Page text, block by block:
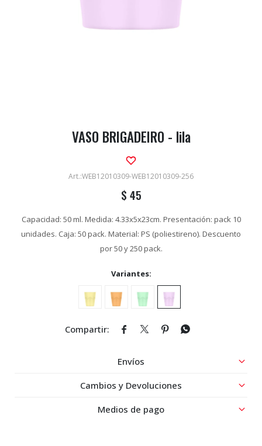
VASO BRIGADEIRO - lila
WEB12010309-WEB12010309-256
$ 45
Capacidad: 50 ml. Medida: 4.33x5x23cm. Presentación: pack 10
unidades. Caja: 50 pack. Material: PS (poliestireno). Descuento
por 50 y 250 pack.
Variantes:
   
Envíos
Cambios y Devoluciones
Medios de pago